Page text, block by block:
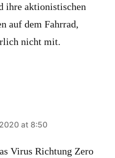
ihre aktionistischen
auf dem Fahrrad,
nicht mit.
at 8:50
Virus Richtung Zero